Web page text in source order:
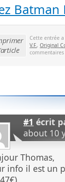
Batman
Cette entrée
V.F. , Original
#1 écrit
about 10
Thomas,
info il est un